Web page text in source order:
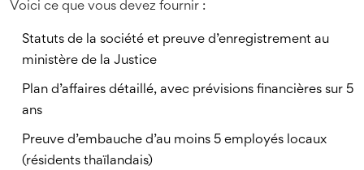
Voici ce que vous devez fournir :
Statuts de la société et preuve d’enregistrement au
ministère de la Justice
Plan d’affaires détaillé, avec prévisions financières sur 5
ans
Preuve d’embauche d’au moins 5 employés locaux
(résidents thaïlandais)